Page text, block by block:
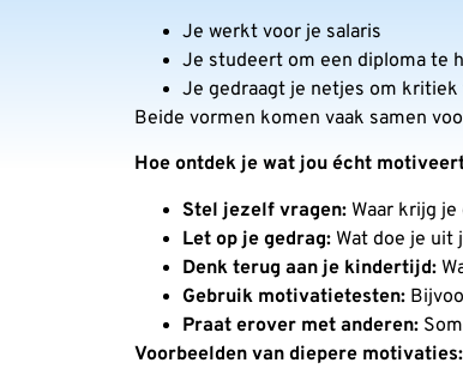
Je werkt voor je salaris
Je studeert om een diploma te
Je gedraagt je netjes om
Beide vormen komen vaak samen
Hoe ontdek je wat jou écht
Stel jezelf vragen: Waar krijg
Let op je gedrag: Wat doe je uit
Denk terug aan je kindertijd:
Gebruik motivatietesten:
Praat erover met anderen:
Voorbeelden van diepere motivaties: